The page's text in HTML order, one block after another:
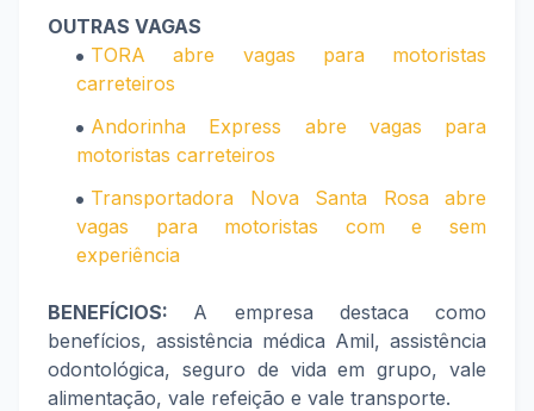
OUTRAS VAGAS
TORA abre vagas para motoristas
carreteiros
Andorinha Express abre vagas para
motoristas carreteiros
Transportadora Nova Santa Rosa abre
vagas para motoristas com e sem
experiência
BENEFÍCIOS: A empresa destaca como
benefícios, assistência médica Amil, assistência
odontológica, seguro de vida em grupo, vale
alimentação, vale refeição e vale transporte.